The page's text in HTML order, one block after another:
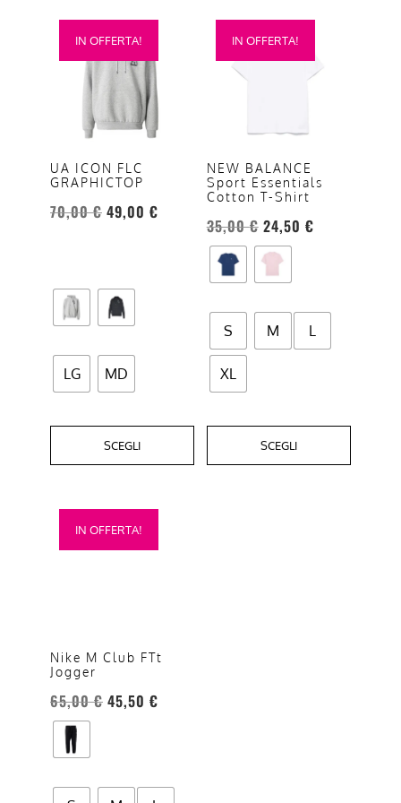
IN OFFERTA!
UA ICON FLC
GRAPHICTOP
70,00€ 49,00 €
LG MD
SCEGLI
Questo
prodotto
varianti.
opzioni
possono
essere
del
prodotto
IN OFFERTA!
NEW BALANCE
Sport Essentials
Cotton T-Shirt
35,00€ 24,50 €
S M L
XL
SCEGLI
Questo
prodotto
opzioni
possono
scelte
nella
pagina
prodotto
IN OFFERTA!
Nike M Club FTt
Jogger
65,00€ 45,50 €
Questo
prodotto
opzioni
possono
essere
scelte
nella
del